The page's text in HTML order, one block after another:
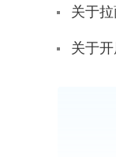
关于拉
关于